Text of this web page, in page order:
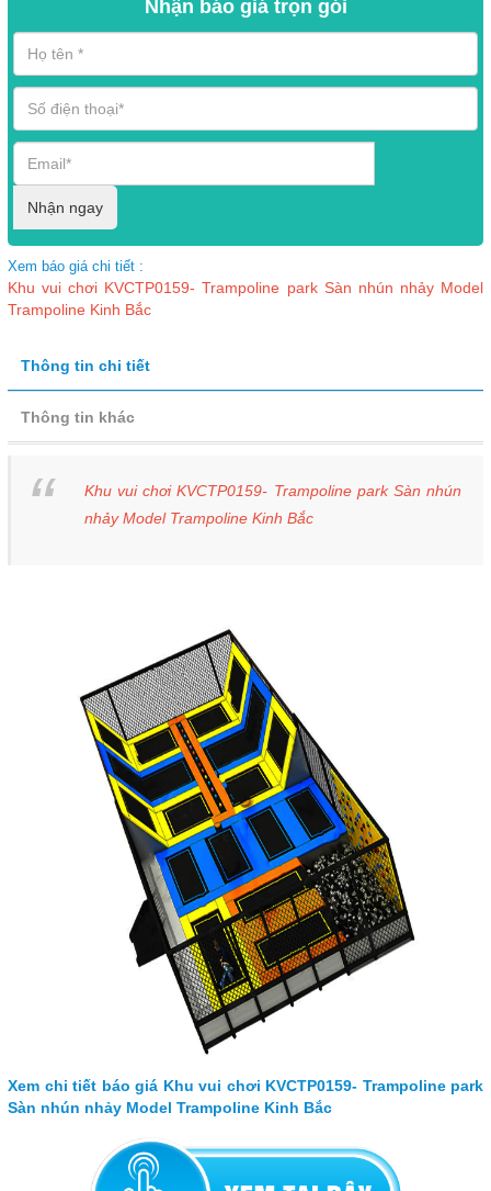
Nhận báo giá trọn gói
Nhận ngay
Xem báo giá chi tiết :
Khu vui chơi KVCTP0159- Trampoline park Sàn nhún nhảy Model
Trampoline Kinh Bắc
Thông tin chi tiết
Thông tin khác
Khu vui chơi KVCTP0159- Trampoline park Sàn nhún
nhảy Model Trampoline Kinh Bắc
Xem chi tiết báo giá Khu vui chơi KVCTP0159- Trampoline park
Sàn nhún nhảy Model Trampoline Kinh Bắc